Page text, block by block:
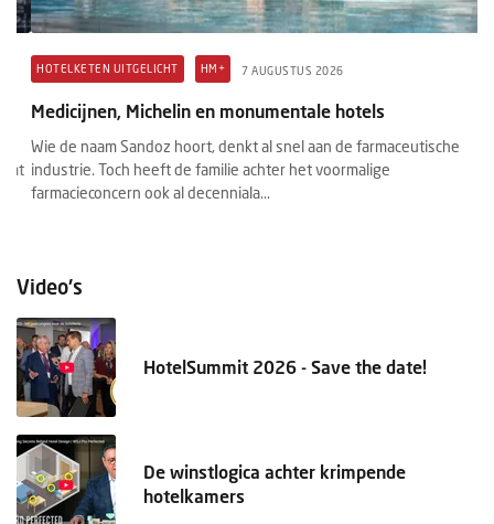
HOTELKETEN UITGELICHT HM+ 7 AUGUSTUS 2026
Medicijnen, Michelin en monumentale hotels
Wie de naam Sandoz hoort, denkt al snel aan de farmaceutische
industrie. Toch heeft de familie achter het voormalige
farmacieconcern ook al decenniala...
Video's
HotelSummit 2026 - Save the date!
De winstlogica achter krimpende
hotelkamers